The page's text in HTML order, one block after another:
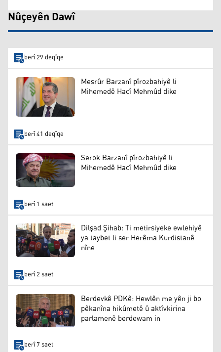
Nûçeyên Dawî
berî 29 deqîqe
Mesrûr Barzanî pîrozbahiyê li
Mihemedê Hacî Mehmûd dike
berî 41 deqîqe
Serok Barzanî pîrozbahiyê li
Mihemedê Hacî Mehmûd dike
berî 1 saet
Dilşad Şihab: Ti metirsiyeke ewlehiyê
ya taybet li ser Herêma Kurdistanê
nîne
berî 2 saet
Berdevkê PDKê: Hewlên me yên ji bo
pêkanîna hikûmetê û aktîvkirina
parlamenê berdewam in
berî 7 saet